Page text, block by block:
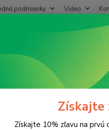
podmienky Video
Programátory
Modul PCM -
Získajte
Získajte 10% zľavu na prvú